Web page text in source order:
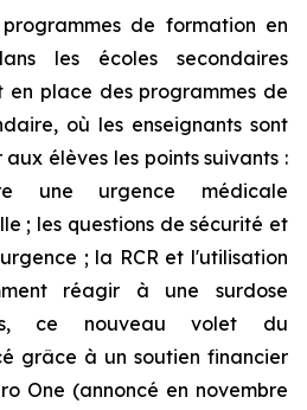
de formation en
les écoles secondaires
en place des programmes de
où les enseignants sont
élèves les points suivants :
une urgence médicale
; les questions de sécurité et
; la RCR et l'utilisation
réagir à une surdose
ce nouveau volet du
grâce à un soutien financier
One (annoncé en novembre